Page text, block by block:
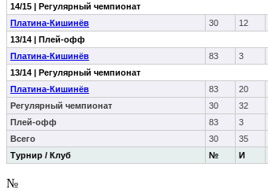
Турнир / Клуб № И
14/15 | Регулярный чемпионат
Платина-Кишинёв
30 12
13/14 | Плей-офф
Платина-Кишинёв
83 3
13/14 | Регулярный чемпионат
Платина-Кишинёв
83 20
Регулярный чемпионат
30 32
Плей-офф
83 3
Всего
30 35
№